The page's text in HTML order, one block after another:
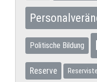
Politische Bildung
Reserve